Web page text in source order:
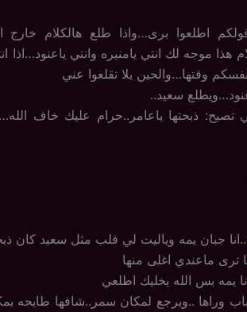
اطلعوا برى…واذا طلع هالكلام خارج
هذا موجه لك انتي يامنيره وانتي
وقتها…والحين يلا تقلعوا عني
سعيد..
ذبحتها ياعامر..حرام عليك خاف
جبان يمه وياليت لي قلب مثل سعيد كان
ترى ماعندي اغلى منها
يمه بس الله يخليك اطلعي
وراها ..ويرجع لمكان سمر..شافها طايحه